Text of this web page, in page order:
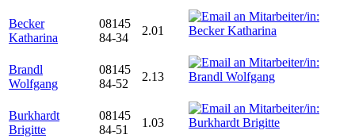
Becker
Katharina
08145
84-34
2.01
Brandl
Wolfgang
08145
84-52
2.13
Burkhardt
Brigitte
08145
84-51
1.03